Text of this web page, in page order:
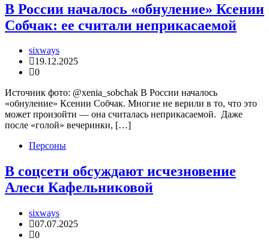
В России началось «обнуление» Ксении
Собчак: ее считали неприкасаемой
sixways
19.12.2025
0
Источник фото: @xenia_sobchak В России началось
«обнуление» Ксении Собчак. Многие не верили в то, что это
может произойти — она считалась неприкасаемой. Даже
после «голой» вечеринки, […]
Персоны
В соцсети обсуждают исчезновение
Алеси Кафельниковой
sixways
07.07.2025
0